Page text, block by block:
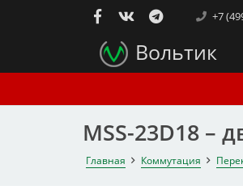
+7
Вольтик
MSS-23D18 –
Главная Коммутация